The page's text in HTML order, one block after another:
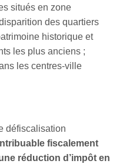
situés en zone
des quartiers
historique et
les plus anciens ;
les centres-ville
défiscalisation
fiscalement
réduction d’impôt en